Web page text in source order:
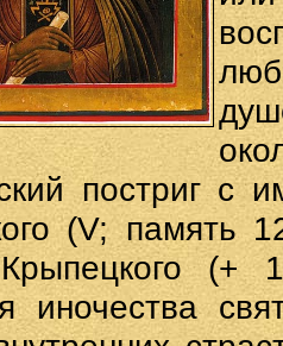
постриг с
(V; память
(+
иночества